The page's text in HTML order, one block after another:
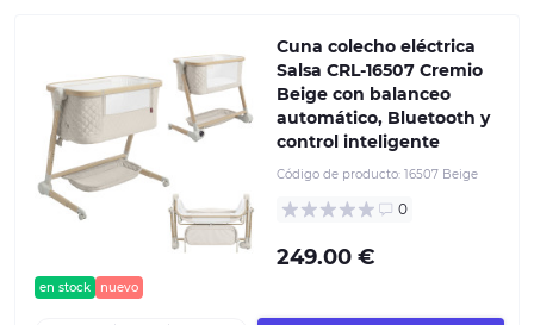
en stock nuevo
Cuna colecho eléctrica
Salsa CRL-16507 Cremio
Beige con balanceo
automático, Bluetooth y
control inteligente
Código de producto: 16507 Beige
0
249.00 €